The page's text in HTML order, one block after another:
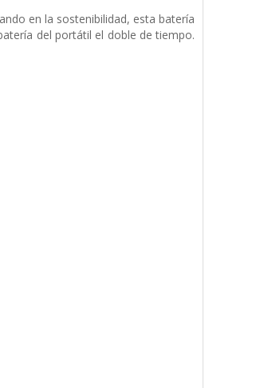
en la sostenibilidad, esta batería
del portátil el doble de tiempo.